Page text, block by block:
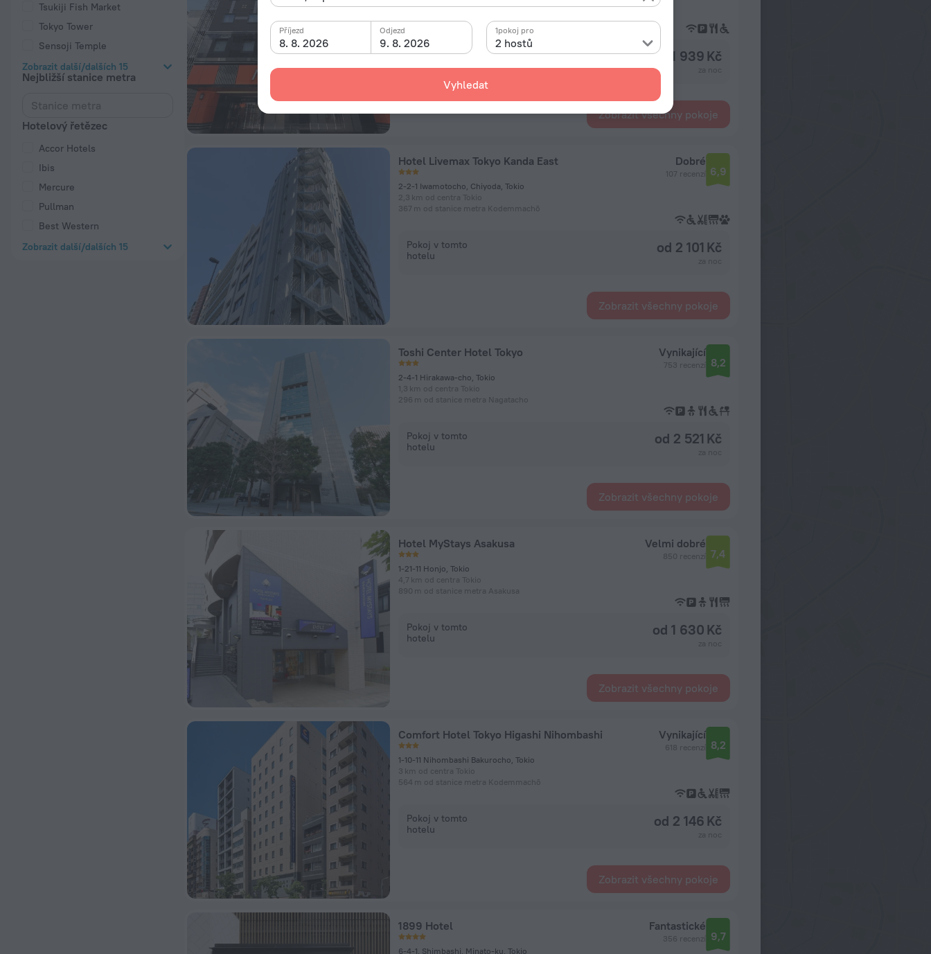
8. 8. 2026
Příjezd
9. 8. 2026
Odjezd
2 hostů
1pokoj pro
Vyhledat
Tsukiji Fish Market
Tokyo Tower
Sensoji Temple
Zobrazit další/dalších 15
Nejbližší stanice metra
Hotelový řetězec
Accor Hotels
Ibis
Mercure
Pullman
Best Western
Zobrazit další/dalších 15
2,9 km od centra Tokio
Pokoj v tomto
od 1 939 Kč
Zobrazit všechny pokoje
Hotel Livemax Tokyo Kanda East
2-2-1 Iwamotocho, Chiyoda, Tokio
2,3 km od centra Tokio
367 m od stanice metra Kodemmachō
Dobré
107 recenzí 6,9
Pokoj v tomto
hotelu
od 2 101 Kč
Zobrazit všechny pokoje
Toshi Center Hotel Tokyo
2-4-1 Hirakawa-cho, Tokio
1,3 km od centra Tokio
296 m od stanice metra Nagatacho
Vynikající
753 recenzí 8,2
Pokoj v tomto
hotelu
od 2 521 Kč
Zobrazit všechny pokoje
Hotel MyStays Asakusa
1-21-11 Honjo, Tokio
4,7 km od centra Tokio
890 m od stanice metra Asakusa
Velmi dobré
850 recenzí 7,4
Pokoj v tomto
hotelu
od 1 630 Kč
Zobrazit všechny pokoje
Comfort Hotel Tokyo Higashi Nihombashi
1-10-11 Nihombashi Bakurocho, Tokio
3 km od centra Tokio
564 m od stanice metra Kodemmachō
Vynikající
618 recenzí 8,2
Pokoj v tomto
hotelu
od 2 146 Kč
Zobrazit všechny pokoje
1899 Hotel
6-4-1, Shimbashi, Minato-ku, Tokio
Fantastické
356 recenzí 9,7